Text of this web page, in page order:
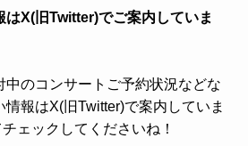
X(旧Twitter)でご案内していま
中のコンサートご予約状況などな
報はX(旧Twitter)で案内していま
ェックしてくださいね！